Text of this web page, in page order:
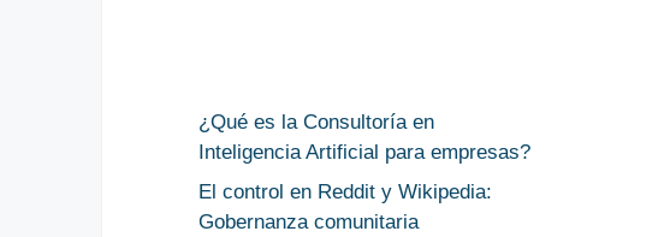
¿Qué es la Consultoría en
Inteligencia Artificial para empresas?
El control en Reddit y Wikipedia:
Gobernanza comunitaria